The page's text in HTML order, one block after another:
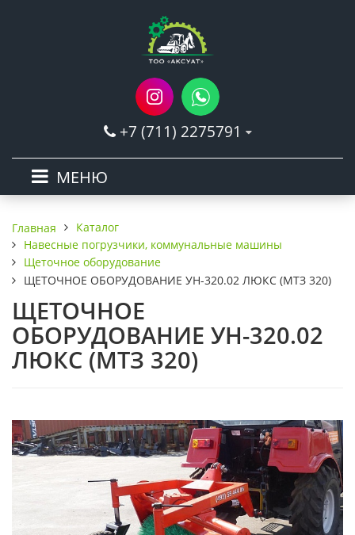
+7 (711) 2275791
МЕНЮ
Главная
Каталог
Навесные погрузчики, коммунальные машины
Щеточное оборудование
ЩЕТОЧНОЕ ОБОРУДОВАНИЕ УН-320.02 ЛЮКС (МТЗ 320)
ЩЕТОЧНОЕ
ОБОРУДОВАНИЕ УН-320.02
ЛЮКС (МТЗ 320)